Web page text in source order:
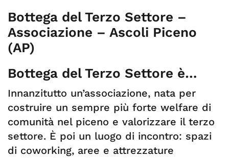
Bottega del Terzo Settore –
Associazione – Ascoli Piceno
(AP)
Bottega del Terzo Settore è…
Innanzitutto un’associazione, nata per
costruire un sempre più forte welfare di
comunità nel piceno e valorizzare il terzo
settore. È poi un luogo di incontro: spazi
di coworking, aree e attrezzature